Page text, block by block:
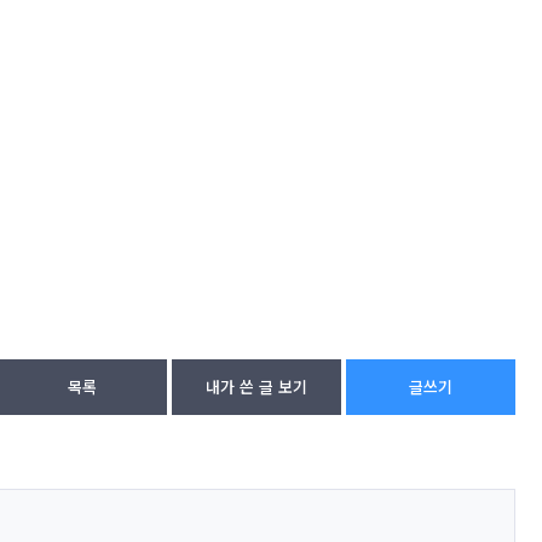
목록 내가 쓴 글 보기 글쓰기